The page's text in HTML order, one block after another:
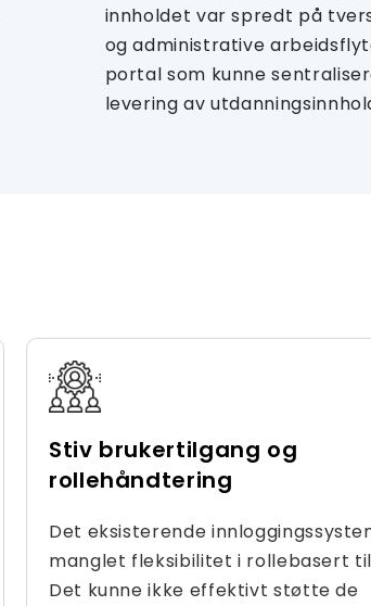
innholdet var spredt på
og administrative
portal som kunne
levering av
Stiv brukertilgang og
rollehåndtering
Det eksisterende
manglet fleksibilitet i rollebasert
Det kunne ikke effektivt støtte de